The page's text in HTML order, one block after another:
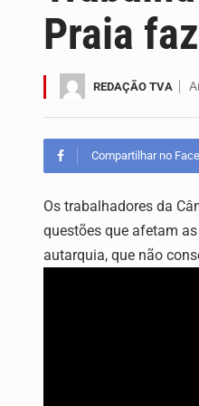
A
A
O
A
Os
A
Praia
REDAÇÃO TVA
Compartilhar no
Os trabalhadores da
questões que afetam
autarquia, que não